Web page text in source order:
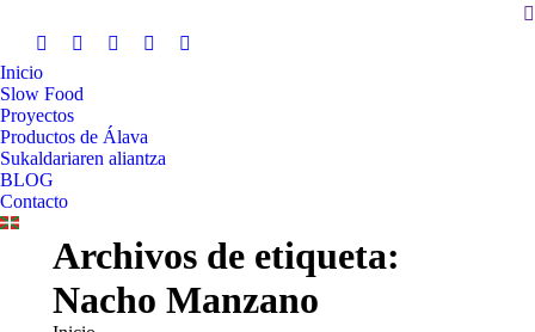
Inicio
Slow Food
Proyectos
Productos de Álava
Sukaldariaren aliantza
BLOG
Contacto
Archivos de etiqueta:
Nacho Manzano